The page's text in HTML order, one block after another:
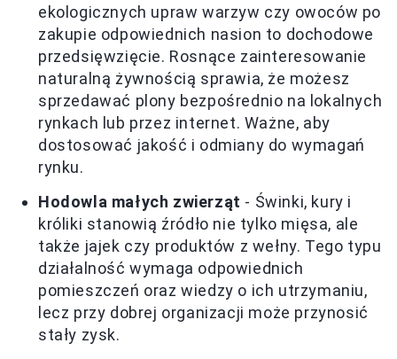
ekologicznych upraw warzyw czy owoców po
zakupie odpowiednich nasion to dochodowe
przedsięwzięcie. Rosnące zainteresowanie
naturalną żywnością sprawia, że możesz
sprzedawać plony bezpośrednio na lokalnych
rynkach lub przez internet. Ważne, aby
dostosować jakość i odmiany do wymagań
rynku.
Hodowla małych zwierząt - Świnki, kury i
króliki stanowią źródło nie tylko mięsa, ale
także jajek czy produktów z wełny. Tego typu
działalność wymaga odpowiednich
pomieszczeń oraz wiedzy o ich utrzymaniu,
lecz przy dobrej organizacji może przynosić
stały zysk.